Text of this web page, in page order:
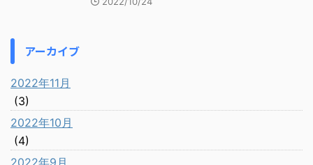
アーカイブ
2022年11月
(3)
2022年10月
(4)
2022年9月